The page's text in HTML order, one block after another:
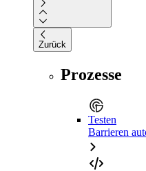
Zurück
Prozesse
Testen
Barrieren